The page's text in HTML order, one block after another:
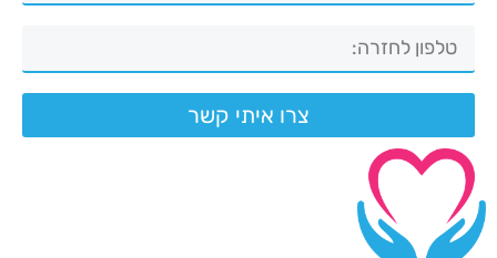
צרו איתי קשר